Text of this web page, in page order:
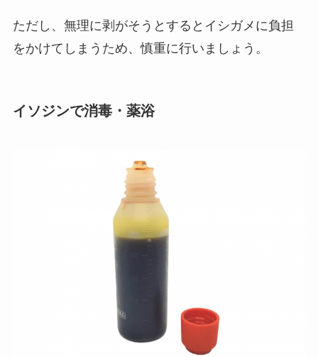
ただし、無理に剥がそうとするとイシガメに負担
をかけてしまうため、慎重に行いましょう。
イソジンで消毒・薬浴